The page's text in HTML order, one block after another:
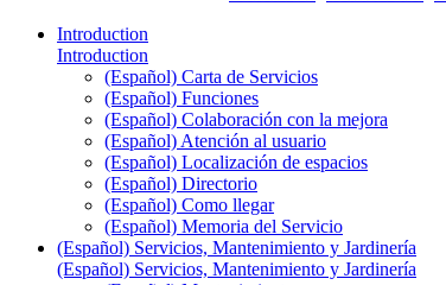
Introduction
Introduction
(Español) Carta de Servicios
(Español) Funciones
(Español) Colaboración con la mejora
(Español) Atención al usuario
(Español) Localización de espacios
(Español) Directorio
(Español) Como llegar
(Español) Memoria del Servicio
(Español) Servicios, Mantenimiento y Jardinería
(Español) Servicios, Mantenimiento y Jardinería